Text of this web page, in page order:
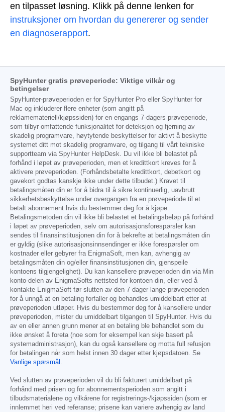
en tilpasset løsning. Klikk på denne lenken for
instruksjoner om hvordan du genererer og sender
en diagnoserapport.
SpyHunter gratis prøveperiode: Viktige vilkår og
betingelser
SpyHunter-prøveperioden er for SpyHunter Pro eller SpyHunter for
Mac og inkluderer flere enheter (som angitt på
reklamemateriell/kjøpssiden) for en engangs 7-dagers prøveperiode,
som tilbyr omfattende funksjonalitet for deteksjon og fjerning av
skadelig programvare, høytytende beskyttelser for aktivt å beskytte
systemet ditt mot skadelig programvare, og tilgang til vårt tekniske
supportteam via SpyHunter HelpDesk. Du vil ikke bli belastet på
forhånd i løpet av prøveperioden, men et kredittkort kreves for å
aktivere prøveperioden. (Forhåndsbetalte kredittkort, debetkort og
gavekort godtas kanskje ikke under dette tilbudet.) Kravet til
betalingsmåten din er for å bidra til å sikre kontinuerlig, uavbrutt
sikkerhetsbeskyttelse under overgangen fra en prøveperiode til et
betalt abonnement hvis du bestemmer deg for å kjøpe.
Betalingsmetoden din vil ikke bli belastet et betalingsbeløp på forhånd
i løpet av prøveperioden, selv om autorisasjonsforespørsler kan
sendes til finansinstitusjonen din for å bekrefte at betalingsmåten din
er gyldig (slike autorisasjonsinnsendinger er ikke forespørsler om
kostnader eller gebyrer fra EnigmaSoft, men kan, avhengig av
betalingsmåten din og/eller finansinstitusjonen din, gjenspeile
kontoens tilgjengelighet). Du kan kansellere prøveperioden din via Min
konto-delen av EnigmaSofts nettsted for kontoen din, eller ved å
kontakte EnigmaSoft før slutten av den 7 dager lange prøveperioden
for å unngå at en betaling forfaller og behandles umiddelbart etter at
prøveperioden utløper. Hvis du bestemmer deg for å kansellere under
prøveperioden, mister du umiddelbart tilgangen til SpyHunter. Hvis du
av en eller annen grunn mener at en betaling ble behandlet som du
ikke ønsket å foreta (noe som for eksempel kan skje basert på
systemadministrasjon), kan du også kansellere og motta full refusjon
for betalingen når som helst innen 30 dager etter kjøpsdatoen. Se
Vanlige spørsmål .
Ved slutten av prøveperioden vil du bli fakturert umiddelbart på
forhånd med prisen og for abonnementsperioden som angitt i
tilbudsmaterialene og vilkårene for registrerings-/kjøpssiden (som er
innlemmet heri ved referanse; prisene kan variere avhengig av land